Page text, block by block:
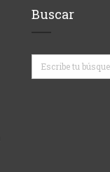
Buscar
Buscar